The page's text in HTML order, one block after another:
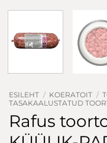
ESILEHT / KOERATOIT /
TASAKAALUSTATUD
Rafus